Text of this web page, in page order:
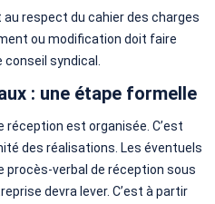
respect du cahier des charges
ou modification doit faire
conseil syndical.
: une étape formelle
réception est organisée. C’est
des réalisations. Les éventuels
verbal de réception sous
devra lever. C’est à partir